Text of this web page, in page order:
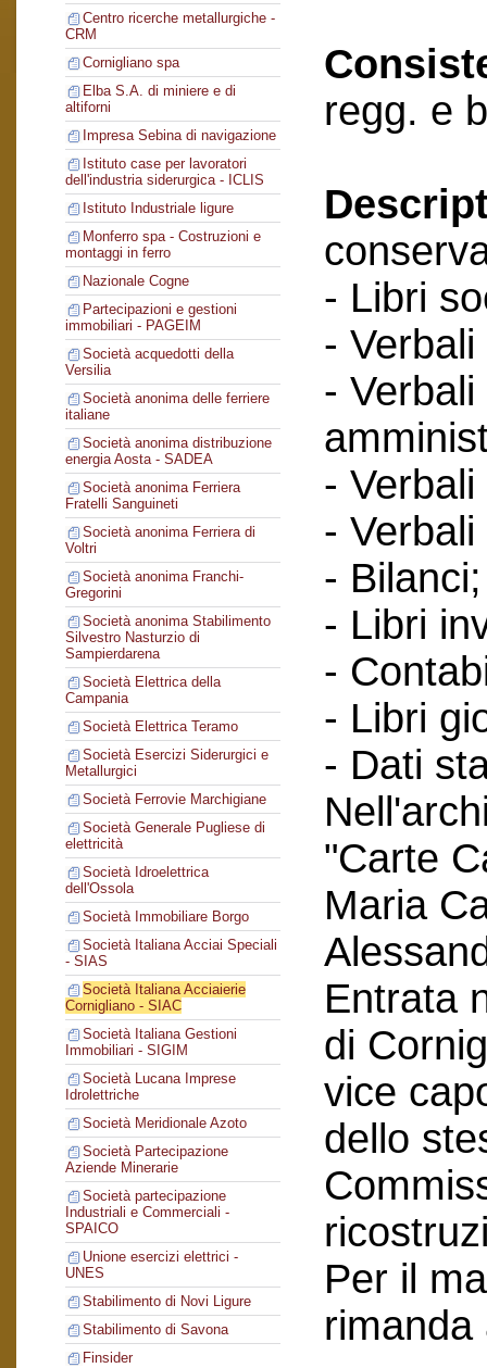
Centro ricerche metallurgiche -
CRM
Cornigliano spa
Elba S.A. di miniere e di
altiforni
Impresa Sebina di navigazione
Istituto case per lavoratori
dell'industria siderurgica - ICLIS
Istituto Industriale ligure
Monferro spa - Costruzioni e
montaggi in ferro
Nazionale Cogne
Partecipazioni e gestioni
immobiliari - PAGEIM
Società acquedotti della
Versilia
Società anonima delle ferriere
italiane
Società anonima distribuzione
energia Aosta - SADEA
Società anonima Ferriera
Fratelli Sanguineti
Società anonima Ferriera di
Voltri
Società anonima Franchi-
Gregorini
Società anonima Stabilimento
Silvestro Nasturzio di
Sampierdarena
Società Elettrica della
Campania
Società Elettrica Teramo
Società Esercizi Siderurgici e
Metallurgici
Società Ferrovie Marchigiane
Società Generale Pugliese di
elettricità
Società Idroelettrica
dell'Ossola
Società Immobiliare Borgo
Società Italiana Acciai Speciali
- SIAS
Società Italiana Acciaierie
Cornigliano - SIAC
Società Italiana Gestioni
Immobiliari - SIGIM
Società Lucana Imprese
Idrolettriche
Società Meridionale Azoto
Società Partecipazione
Aziende Minerarie
Società partecipazione
Industriali e Commerciali -
SPAICO
Unione esercizi elettrici -
UNES
Stabilimento di Novi Ligure
Stabilimento di Savona
Finsider
regg. e
- Libri
-
-
-
-
- Bilanci;
- Libri
-
- Libri
- Dati
"Carte
Maria
Entrata
di
vice
dello
Per il
rimanda